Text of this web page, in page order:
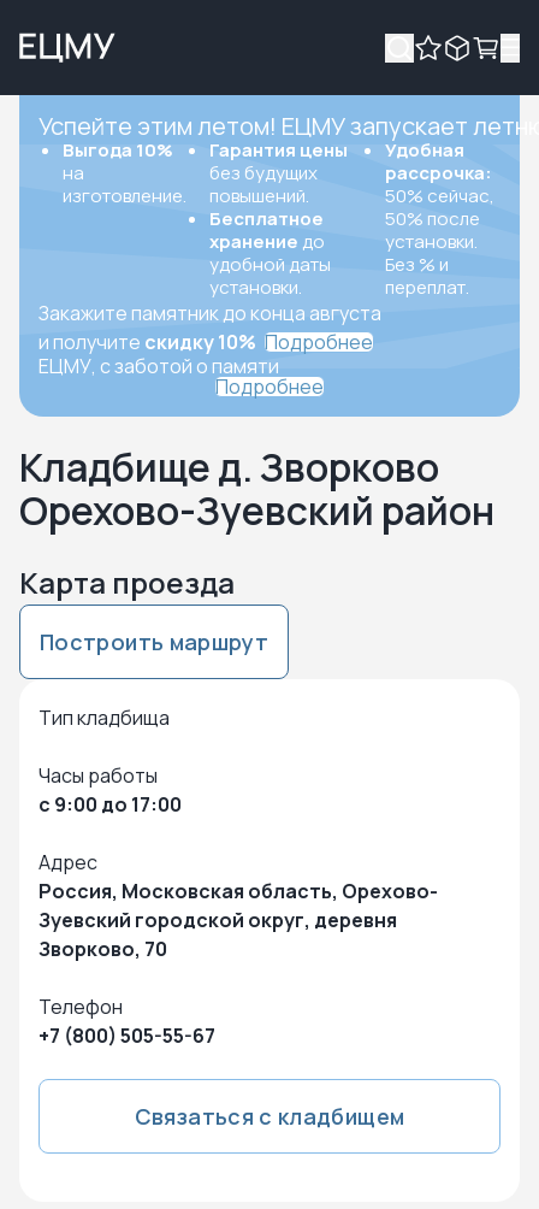
Успейте этим летом! ЕЦМУ запускает
Выгода 10%
на
изготовление.
Гарантия цены
без будущих
повышений.
Бесплатное
хранение до
удобной даты
установки.
Удобная
рассрочка:
50% сейчас,
50% после
установки.
Без % и
переплат.
Закажите памятник до конца августа
и получите скидку 10% Подробнее
ЕЦМУ, с заботой о памяти
Подробнее
Кладбище д. Зворково
Орехово-Зуевский район
Карта проезда
Построить маршрут
Тип кладбища
Часы работы
с 9:00 до 17:00
Адрес
Россия, Московская область, Орехово-
Зуевский городской округ, деревня
Зворково, 70
Телефон
+7 (800) 505-55-67
Связаться с кладбищем
Нажмите чтобы посмотреть карту
Чтобы закрыть карту – кликните в любую точку на карте